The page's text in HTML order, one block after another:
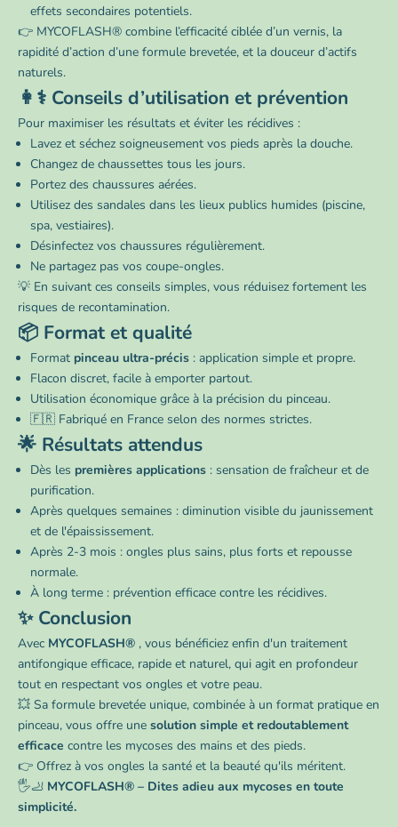
effets secondaires potentiels.
👉 MYCOFLASH® combine l’efficacité ciblée d’un vernis, la
rapidité d’action d’une formule brevetée, et la douceur d’actifs
naturels.
👩⚕️ Conseils d’utilisation et prévention
Pour maximiser les résultats et éviter les récidives :
Lavez et séchez soigneusement vos pieds après la douche.
Changez de chaussettes tous les jours.
Portez des chaussures aérées.
Utilisez des sandales dans les lieux publics humides (piscine,
spa, vestiaires).
Désinfectez vos chaussures régulièrement.
Ne partagez pas vos coupe-ongles.
💡 En suivant ces conseils simples, vous réduisez fortement les
risques de recontamination.
📦 Format et qualité
Format pinceau ultra-précis : application simple et propre.
Flacon discret, facile à emporter partout.
Utilisation économique grâce à la précision du pinceau.
🇫🇷 Fabriqué en France selon des normes strictes.
🌟 Résultats attendus
Dès les premières applications : sensation de fraîcheur et de
purification.
Après quelques semaines : diminution visible du jaunissement
et de l'épaississement.
Après 2-3 mois : ongles plus sains, plus forts et repousse
normale.
À long terme : prévention efficace contre les récidives.
✨ Conclusion
Avec MYCOFLASH® , vous bénéficiez enfin d'un traitement
antifongique efficace, rapide et naturel, qui agit en profondeur
tout en respectant vos ongles et votre peau.
💥 Sa formule brevetée unique, combinée à un format pratique en
pinceau, vous offre une solution simple et redoutablement
efficace contre les mycoses des mains et des pieds.
👉 Offrez à vos ongles la santé et la beauté qu'ils méritent.
🖐️🦶 MYCOFLASH® – Dites adieu aux mycoses en toute
simplicité.